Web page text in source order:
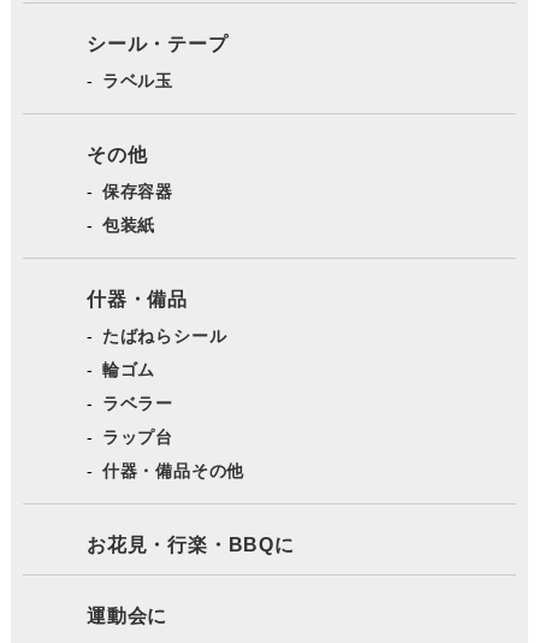
シール・テープ
ラベル玉
その他
保存容器
包装紙
什器・備品
たばねらシール
輪ゴム
ラベラー
ラップ台
什器・備品その他
お花見・行楽・BBQに
運動会に